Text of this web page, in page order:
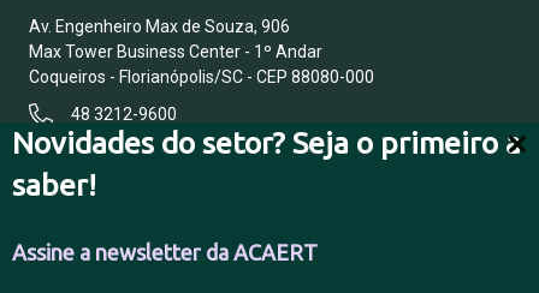
Novidades do setor? Seja o primeiro a
saber!
Assine a newsletter da ACAERT
Av. Engenheiro Max de Souza, 906
Max Tower Business Center - 1º Andar
Coqueiros - Florianópolis/SC - CEP 88080-000
48 3212-9600
FALE CONOSCO